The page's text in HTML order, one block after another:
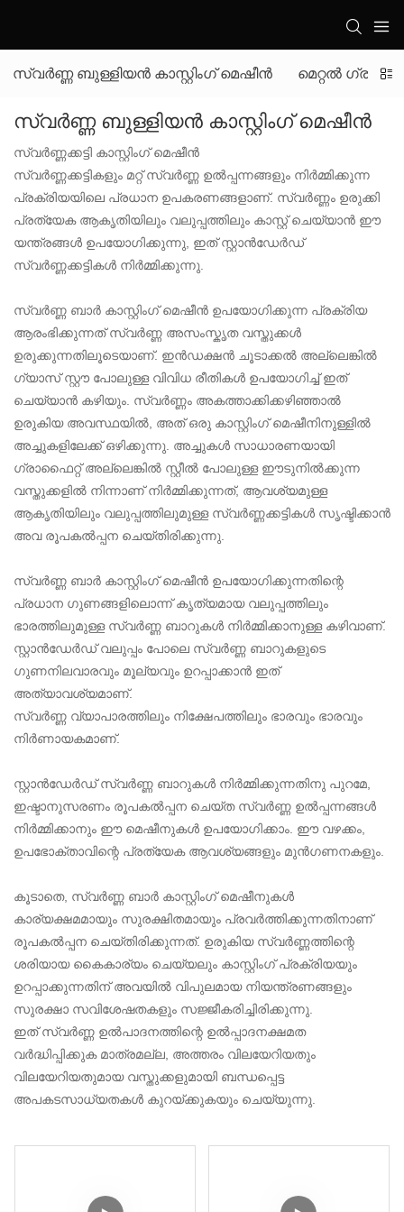
സ്വർണ്ണ ബുള്ളിയൻ കാസ്റ്റിംഗ് മെഷീൻ മെറ്റൽ
സ്വർണ്ണ ബുള്ളിയൻ കാസ്റ്റിംഗ് മെഷീൻ
സ്വർണ്ണക്കട്ടി കാസ്റ്റിംഗ് മെഷീൻ
സ്വർണ്ണക്കട്ടികളും മറ്റ് സ്വർണ്ണ ഉൽപ്പന്നങ്ങളും നിർമ്മിക്കുന്ന
പ്രക്രിയയിലെ പ്രധാന ഉപകരണങ്ങളാണ്. സ്വർണ്ണം ഉരുക്കി
പ്രത്യേക ആകൃതിയിലും വലുപ്പത്തിലും കാസ്റ്റ് ചെയ്യാൻ ഈ
യന്ത്രങ്ങൾ ഉപയോഗിക്കുന്നു, ഇത് സ്റ്റാൻഡേർഡ്
സ്വർണ്ണക്കട്ടികൾ നിർമ്മിക്കുന്നു.
സ്വർണ്ണ ബാർ കാസ്റ്റിംഗ് മെഷീൻ ഉപയോഗിക്കുന്ന പ്രക്രിയ
ആരംഭിക്കുന്നത് സ്വർണ്ണ അസംസ്കൃത വസ്തുക്കൾ
ഉരുക്കുന്നതിലൂടെയാണ്. ഇൻഡക്ഷൻ ചൂടാക്കൽ അല്ലെങ്കിൽ
ഗ്യാസ് സ്റ്റൗ പോലുള്ള വിവിധ രീതികൾ ഉപയോഗിച്ച് ഇത്
ചെയ്യാൻ കഴിയും. സ്വർണ്ണം അകത്താക്കിക്കഴിഞ്ഞാൽ
ഉരുകിയ അവസ്ഥയിൽ, അത് ഒരു കാസ്റ്റിംഗ് മെഷീനിനുള്ളിൽ
അച്ചുകളിലേക്ക് ഒഴിക്കുന്നു. അച്ചുകൾ സാധാരണയായി
ഗ്രാഫൈറ്റ് അല്ലെങ്കിൽ സ്റ്റീൽ പോലുള്ള ഈടുനിൽക്കുന്ന
വസ്തുക്കളിൽ നിന്നാണ് നിർമ്മിക്കുന്നത്, ആവശ്യമുള്ള
ആകൃതിയിലും വലുപ്പത്തിലുമുള്ള സ്വർണ്ണക്കട്ടികൾ സൃഷ്ടിക്കാൻ
അവ രൂപകൽപ്പന ചെയ്‌തിരിക്കുന്നു.
സ്വർണ്ണ ബാർ കാസ്റ്റിംഗ് മെഷീൻ ഉപയോഗിക്കുന്നതിന്റെ
പ്രധാന ഗുണങ്ങളിലൊന്ന് കൃത്യമായ വലുപ്പത്തിലും
ഭാരത്തിലുമുള്ള സ്വർണ്ണ ബാറുകൾ നിർമ്മിക്കാനുള്ള കഴിവാണ്.
സ്റ്റാൻഡേർഡ് വലുപ്പം പോലെ സ്വർണ്ണ ബാറുകളുടെ
ഗുണനിലവാരവും മൂല്യവും ഉറപ്പാക്കാൻ ഇത്
അത്യാവശ്യമാണ്.
സ്വർണ്ണ വ്യാപാരത്തിലും നിക്ഷേപത്തിലും ഭാരവും ഭാരവും
നിർണായകമാണ്.
സ്റ്റാൻഡേർഡ് സ്വർണ്ണ ബാറുകൾ നിർമ്മിക്കുന്നതിനു പുറമേ,
ഇഷ്ടാനുസരണം രൂപകൽപ്പന ചെയ്ത സ്വർണ്ണ ഉൽപ്പന്നങ്ങൾ
നിർമ്മിക്കാനും ഈ മെഷീനുകൾ ഉപയോഗിക്കാം. ഈ വഴക്കം,
ഉപഭോക്താവിന്റെ പ്രത്യേക ആവശ്യങ്ങളും മുൻഗണനകളും.
കൂടാതെ, സ്വർണ്ണ ബാർ കാസ്റ്റിംഗ് മെഷീനുകൾ
കാര്യക്ഷമമായും സുരക്ഷിതമായും പ്രവർത്തിക്കുന്നതിനാണ്
രൂപകൽപ്പന ചെയ്തിരിക്കുന്നത്. ഉരുകിയ സ്വർണ്ണത്തിന്റെ
ശരിയായ കൈകാര്യം ചെയ്യലും കാസ്റ്റിംഗ് പ്രക്രിയയും
ഉറപ്പാക്കുന്നതിന് അവയിൽ വിപുലമായ നിയന്ത്രണങ്ങളും
സുരക്ഷാ സവിശേഷതകളും സജ്ജീകരിച്ചിരിക്കുന്നു.
ഇത് സ്വർണ്ണ ഉൽപാദനത്തിന്റെ ഉൽപ്പാദനക്ഷമത
വർദ്ധിപ്പിക്കുക മാത്രമല്ല, അത്തരം വിലയേറിയതും
വിലയേറിയതുമായ വസ്തുക്കളുമായി ബന്ധപ്പെട്ട
അപകടസാധ്യതകൾ കുറയ്ക്കുകയും ചെയ്യുന്നു.